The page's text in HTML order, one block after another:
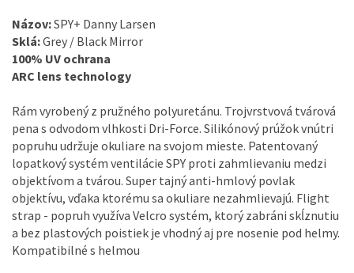
Názov:SPY+ Danny Larsen
Sklá:Grey / Black Mirror
100% UV ochrana
ARC lens technology
Rám vyrobený z pružného polyuretánu. Trojvrstvová tvárová
pena s odvodom vlhkosti Dri-Force. Silikónový prúžok vnútri
popruhu udržuje okuliare na svojom mieste. Patentovaný
lopatkový systém ventilácie SPY proti zahmlievaniu medzi
objektívom a tvárou. Super tajný anti-hmlový povlak
objektívu, vďaka ktorému sa okuliare nezahmlievajú. Flight
strap - popruh využíva Velcro systém, ktorý zabráni skĺznutiu
a bez plastových poistiek je vhodný aj pre nosenie pod helmy.
Kompatibilné s helmou